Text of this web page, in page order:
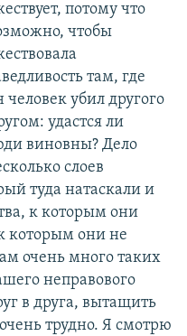
потому что
чтобы
там, где
человек убил другого
удастся ли
виновны? Дело
слоев
туда натаскали и
к которым они
которым они не
очень много таких
неправового
в друга, вытащить
трудно. Я смотрю